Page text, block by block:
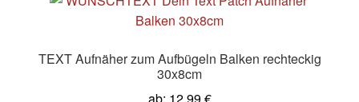
TEXT Aufnäher zum Aufbügeln Balken rechteckig
30x8cm
ab: 12,99€